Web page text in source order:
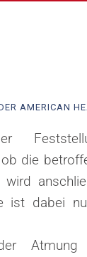
AMERICAN
die
ist dabei